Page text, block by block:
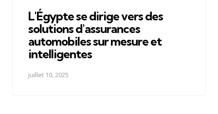
L'Égypte se dirige vers des
solutions d'assurances
automobiles sur mesure et
intelligentes
juillet 10, 2025